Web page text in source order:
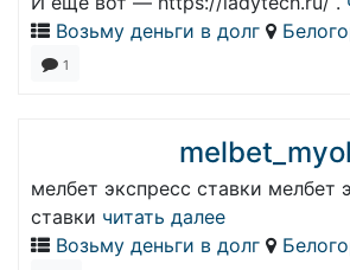
Возьму деньги в долг
1
melbet_myol
мелбет экспресс ставки мелбет
ставки читать далее
Возьму деньги в долг